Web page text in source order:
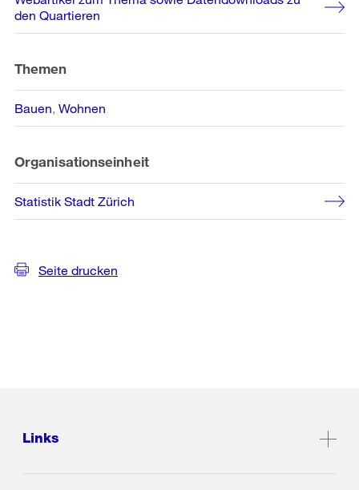
den Quartieren
Themen
Bauen Wohnen
Organisationseinheit
Statistik Stadt Zürich
Seite drucken
Links